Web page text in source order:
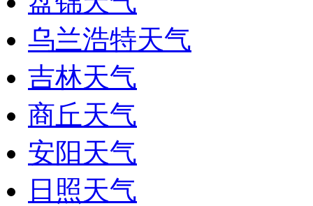
乌兰浩特天气
吉林天气
商丘天气
安阳天气
日照天气